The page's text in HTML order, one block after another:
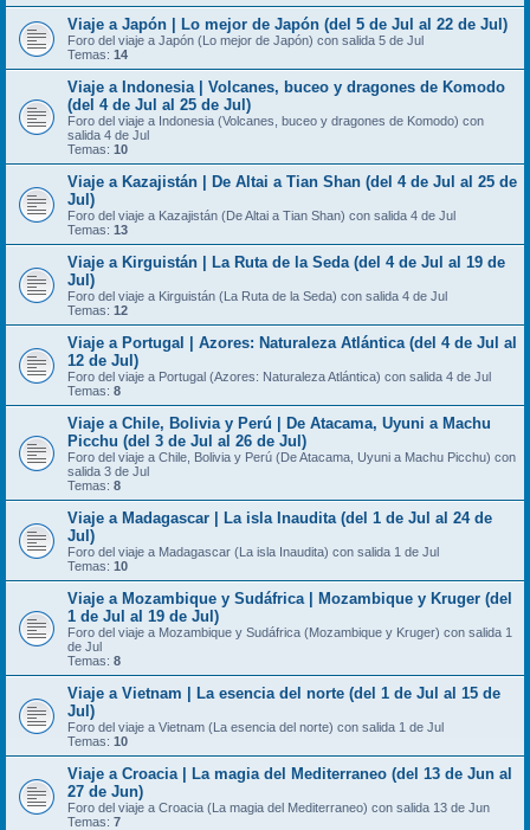
Viaje a Japón | Lo mejor de Japón (del 5 de Jul al 22 de Jul)
Foro del viaje a Japón (Lo mejor de Japón) con salida 5 de Jul
Temas: 14
Viaje a Indonesia | Volcanes, buceo y dragones de Komodo
(del 4 de Jul al 25 de Jul)
Foro del viaje a Indonesia (Volcanes, buceo y dragones de Komodo) con
salida 4 de Jul
Temas: 10
Viaje a Kazajistán | De Altai a Tian Shan (del 4 de Jul al 25 de
Jul)
Foro del viaje a Kazajistán (De Altai a Tian Shan) con salida 4 de Jul
Temas: 13
Viaje a Kirguistán | La Ruta de la Seda (del 4 de Jul al 19 de
Jul)
Foro del viaje a Kirguistán (La Ruta de la Seda) con salida 4 de Jul
Temas: 12
Viaje a Portugal | Azores: Naturaleza Atlántica (del 4 de Jul al
12 de Jul)
Foro del viaje a Portugal (Azores: Naturaleza Atlántica) con salida 4 de Jul
Temas: 8
Viaje a Chile, Bolivia y Perú | De Atacama, Uyuni a Machu
Picchu (del 3 de Jul al 26 de Jul)
Foro del viaje a Chile, Bolivia y Perú (De Atacama, Uyuni a Machu Picchu) con
salida 3 de Jul
Temas: 8
Viaje a Madagascar | La isla Inaudita (del 1 de Jul al 24 de
Jul)
Foro del viaje a Madagascar (La isla Inaudita) con salida 1 de Jul
Temas: 10
Viaje a Mozambique y Sudáfrica | Mozambique y Kruger (del
1 de Jul al 19 de Jul)
Foro del viaje a Mozambique y Sudáfrica (Mozambique y Kruger) con salida 1
de Jul
Temas: 8
Viaje a Vietnam | La esencia del norte (del 1 de Jul al 15 de
Jul)
Foro del viaje a Vietnam (La esencia del norte) con salida 1 de Jul
Temas: 10
Viaje a Croacia | La magia del Mediterraneo (del 13 de Jun al
27 de Jun)
Foro del viaje a Croacia (La magia del Mediterraneo) con salida 13 de Jun
Temas: 7